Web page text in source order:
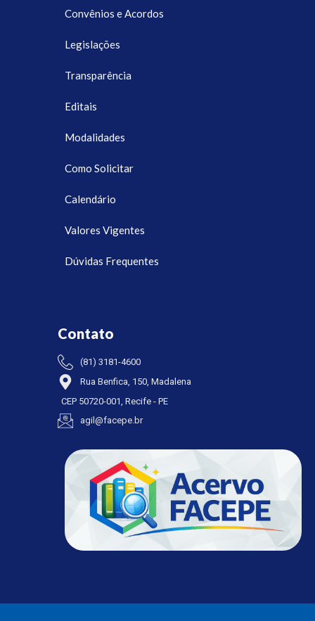
Convênios e Acordos
Legislações
Transparência
Editais
Modalidades
Como Solicitar
Calendário
Valores Vigentes
Dúvidas Frequentes
Contato
(81) 3181-4600
Rua Benfica, 150, Madalena
CEP 50720-001, Recife - PE
agil@facepe.br